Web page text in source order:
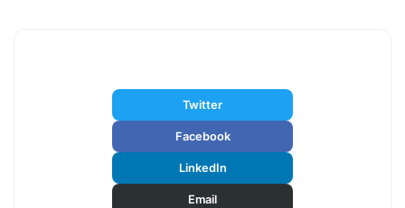
Twitter
Facebook
LinkedIn
Email